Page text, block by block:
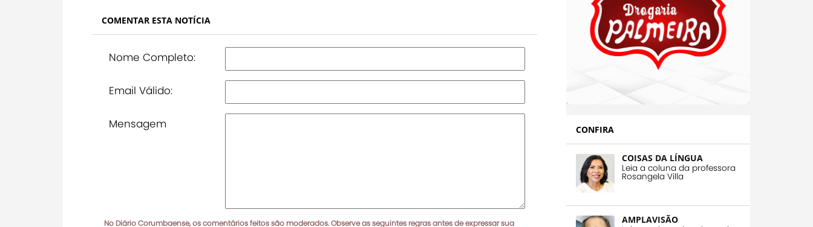
COMENTAR ESTA NOTÍCIA
Nome Completo:
Email Válido:
Mensagem
No Diário Corumbaense, os comentários feitos são moderados. Observe as seguintes regras antes de expressar sua
CONFIRA
COISAS DA LÍNGUA
Leia a coluna da professora
Rosangela Villa
AMPLAVISÃO